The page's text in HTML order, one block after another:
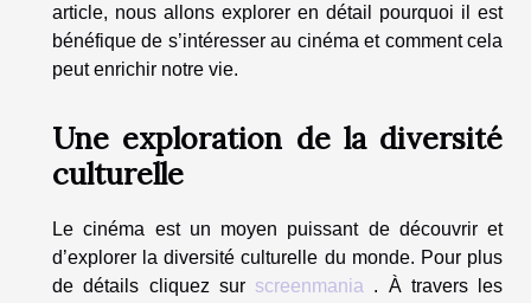
article, nous allons explorer en détail pourquoi il est
bénéfique de s’intéresser au cinéma et comment cela
peut enrichir notre vie.
Une exploration de la diversité
culturelle
Le cinéma est un moyen puissant de découvrir et
d’explorer la diversité culturelle du monde. Pour plus
de détails cliquez sur screenmania . À travers les